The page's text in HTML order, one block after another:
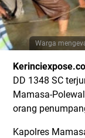
Warga
DD 1348 SC
Mamasa-
orang
Kapolres